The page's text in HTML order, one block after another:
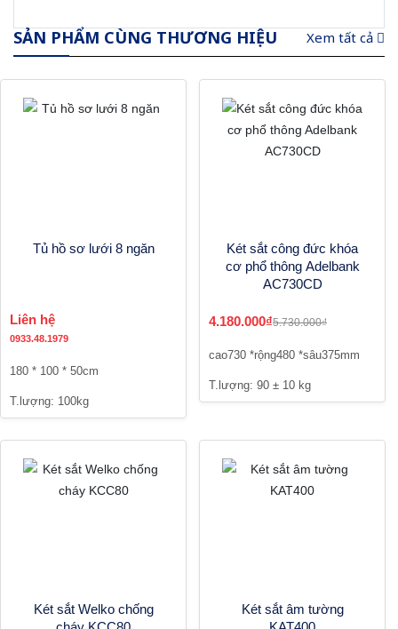
SẢN PHẨM CÙNG THƯƠNG HIỆU Xem tất cả
Tủ hồ sơ lưới 8 ngăn
Liên hệ
0933.48.1979
180 * 100 * 50cm
T.lượng: 100kg
Két sắt công đức khóa
cơ phổ thông Adelbank
AC730CD
4.180.000₫5.730.000₫
cao730 *rộng480 *sâu375mm
T.lượng: 90 ± 10 kg
Két sắt Welko chống
Két sắt âm tường